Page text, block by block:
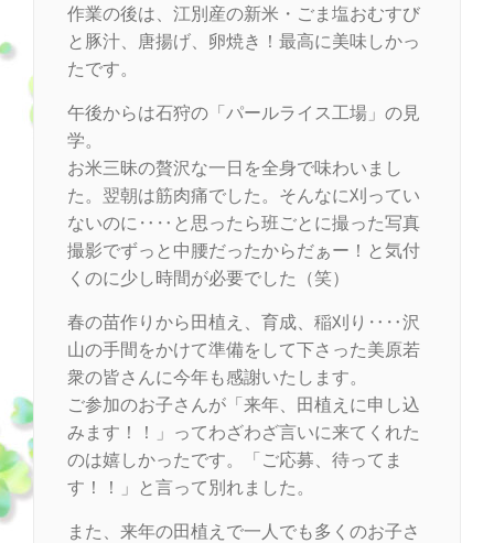
作業の後は、江別産の新米・ごま塩おむすび
と豚汁、唐揚げ、卵焼き！最高に美味しかっ
たです。
午後からは石狩の「パールライス工場」の見
学。
お米三昧の贅沢な一日を全身で味わいまし
た。翌朝は筋肉痛でした。そんなに刈ってい
ないのに‥‥と思ったら班ごとに撮った写真
撮影でずっと中腰だったからだぁー！と気付
くのに少し時間が必要でした（笑）
春の苗作りから田植え、育成、稲刈り‥‥沢
山の手間をかけて準備をして下さった美原若
衆の皆さんに今年も感謝いたします。
ご参加のお子さんが「来年、田植えに申し込
みます！！」ってわざわざ言いに来てくれた
のは嬉しかったです。「ご応募、待ってま
す！！」と言って別れました。
また、来年の田植えで一人でも多くのお子さ